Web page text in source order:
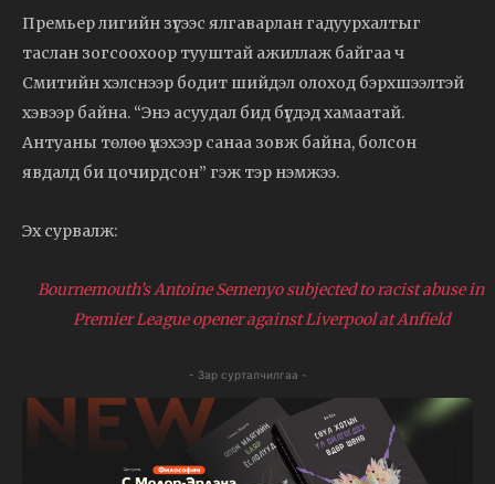
Премьер лигийн зүгээс ялгаварлан гадуурхалтыг
таслан зогсоохоор тууштай ажиллаж байгаа ч
Смитийн хэлснээр бодит шийдэл олоход бэрхшээлтэй
хэвээр байна. “Энэ асуудал бид бүгдэд хамаатай.
Антуаны төлөө үнэхээр санаа зовж байна, болсон
явдалд би цочирдсон” гэж тэр нэмжээ.
Эх сурвалж:
Bournemouth’s Antoine Semenyo subjected to racist abuse in
Premier League opener against Liverpool at Anfield
- Зар сурталчилгаа -